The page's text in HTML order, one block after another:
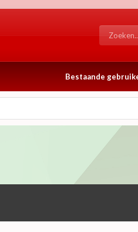
Bestaande